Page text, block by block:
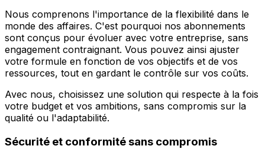
Nous comprenons l'importance de la flexibilité dans le
monde des affaires. C'est pourquoi nos abonnements
sont conçus pour évoluer avec votre entreprise, sans
engagement contraignant. Vous pouvez ainsi ajuster
votre formule en fonction de vos objectifs et de vos
ressources, tout en gardant le contrôle sur vos coûts.
Avec nous, choisissez une solution qui respecte à la fois
votre budget et vos ambitions, sans compromis sur la
qualité ou l'adaptabilité.
Sécurité et conformité sans compromis